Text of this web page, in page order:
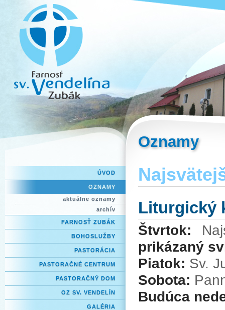
ÚVOD
OZNAMY
aktuálne oznamy
archív
FARNOSŤ ZUBÁK
BOHOSLUŽBY
PASTORÁCIA
PASTORAČNÉ CENTRUM
PASTORAČNÝ DOM
OZ SV. VENDELÍN
GALÉRIA
Oznamy
Liturgický
Štvrtok:
prikázaný
Piatok: Sv.
Sobota:
Budúca